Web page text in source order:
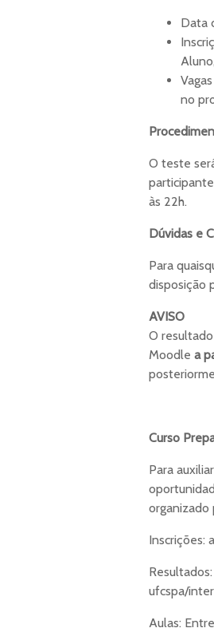
Data
no
O teste
às 22h.
Dúvidas e
Para
disposição
AVISO
O
Moodle a
Curso
Para
organizado
Inscrições:
ufcspa/
Aulas: